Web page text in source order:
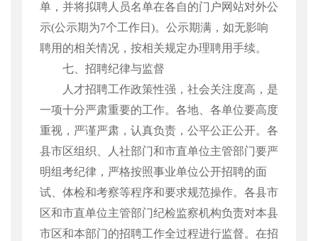
单，并将拟聘人员名单在各自的门户网站对外公
示(公示期为7个工作日 )。公示期满，如无影响
聘用的相关情况，按相关规定办理聘用手续。
七、招聘纪律与监督
人才招聘工作政策性强，社会关注度高，是
一项十分严肃重要的工作。各地、各单位要高度
重视，严谨严肃，认真负责，公平公正公开。各
县市区组织、人社部门和市直单位主管部门要严
明组考纪律，严格按照事业单位公开招聘的面
试、体检和考察等程序和要求规范操作。各县市
区和市直单位主管部门纪检监察机构负责对本县
市区和本部门的招聘工作全过程进行监督。在招